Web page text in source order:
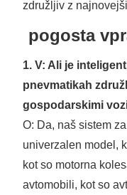
združljiv z
pogosta
1. V: Ali je
pnevmatikah
gospodarskimi
O: Da, naš sistem
univerzalen model,
kot so motorna
avtomobili, kot so